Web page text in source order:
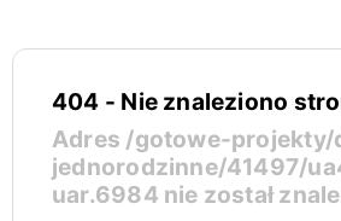
404 - Nie znaleziono
Adres /gotowe-projekty/
jednorodzinne/41497/
uar.6984 nie został